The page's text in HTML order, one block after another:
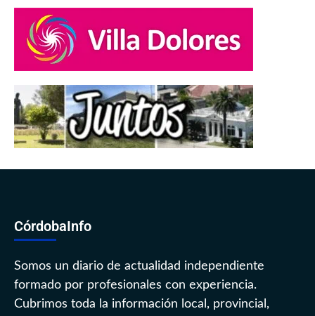
CórdobaInfo
Somos un diario de actualidad independiente
formado por profesionales con experiencia.
Cubrimos toda la información local, provincial,